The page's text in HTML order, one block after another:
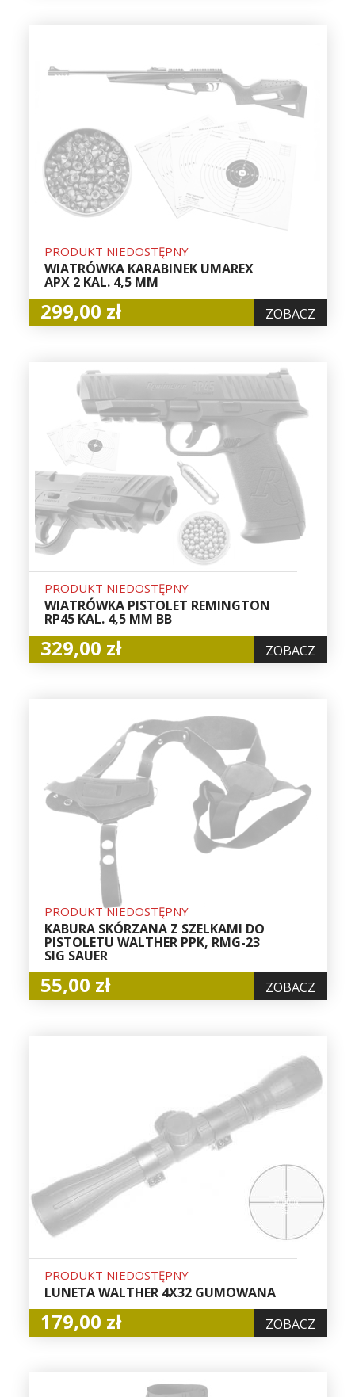
PRODUKT NIEDOSTĘPNY
WIATRÓWKA KARABINEK UMAREX
APX 2 KAL. 4,5 MM
299,00 zł ZOBACZ
PRODUKT NIEDOSTĘPNY
WIATRÓWKA PISTOLET REMINGTON
RP45 KAL. 4,5 MM BB
329,00 zł ZOBACZ
PRODUKT NIEDOSTĘPNY
KABURA SKÓRZANA Z SZELKAMI DO
PISTOLETU WALTHER PPK, RMG-23
SIG SAUER
55,00 zł ZOBACZ
PRODUKT NIEDOSTĘPNY
LUNETA WALTHER 4X32 GUMOWANA
179,00 zł ZOBACZ